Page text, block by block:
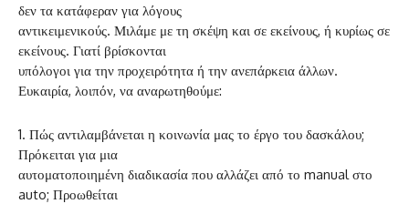
δεν τα κατάφεραν για λόγους
αντικειμενικούς. Μιλάμε με τη σκέψη και σε εκείνους, ή κυρίως σε
εκείνους. Γιατί βρίσκονται
υπόλογοι για την προχειρότητα ή την ανεπάρκεια άλλων.
Ευκαιρία, λοιπόν, να αναρωτηθούμε:
1. Πώς αντιλαμβάνεται η κοινωνία μας το έργο του δασκάλου;
Πρόκειται για μια
αυτοματοποιημένη διαδικασία που αλλάζει από το manual στο
auto; Προωθείται